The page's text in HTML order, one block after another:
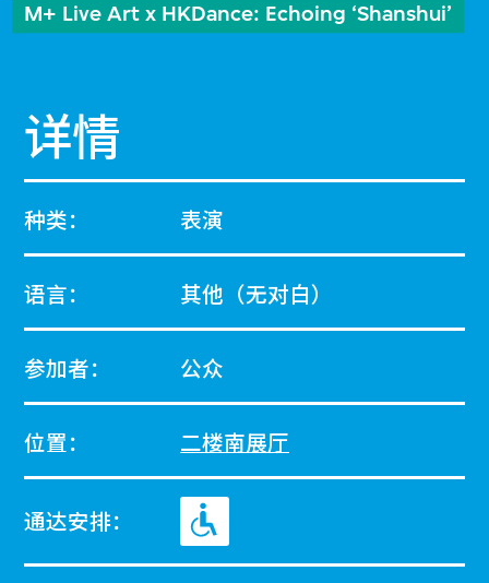
M+ Live Art x HKDance: Echoing ‘Shanshui’
详情
种类： 表演
语言： 其他（无对白）
参加者： 公众
位置： 二楼南展厅
通达安排：